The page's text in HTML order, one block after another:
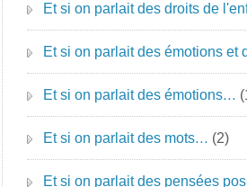
Et si on parlait des droits de
Et si on parlait des émotions et
Et si on parlait des émotions…
Et si on parlait des mots… (2)
Et si on parlait des pensées